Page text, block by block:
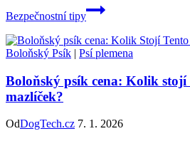
Bezpečnostní tipy
Boloňský Psík | Psí plemena
Boloňský psík cena: Kolik
mazlíček?
OdDogTech.cz 7. 1. 2026